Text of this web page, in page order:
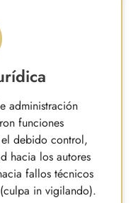
administración
funciones
debido control,
hacia los autores
fallos técnicos
in vigilando).